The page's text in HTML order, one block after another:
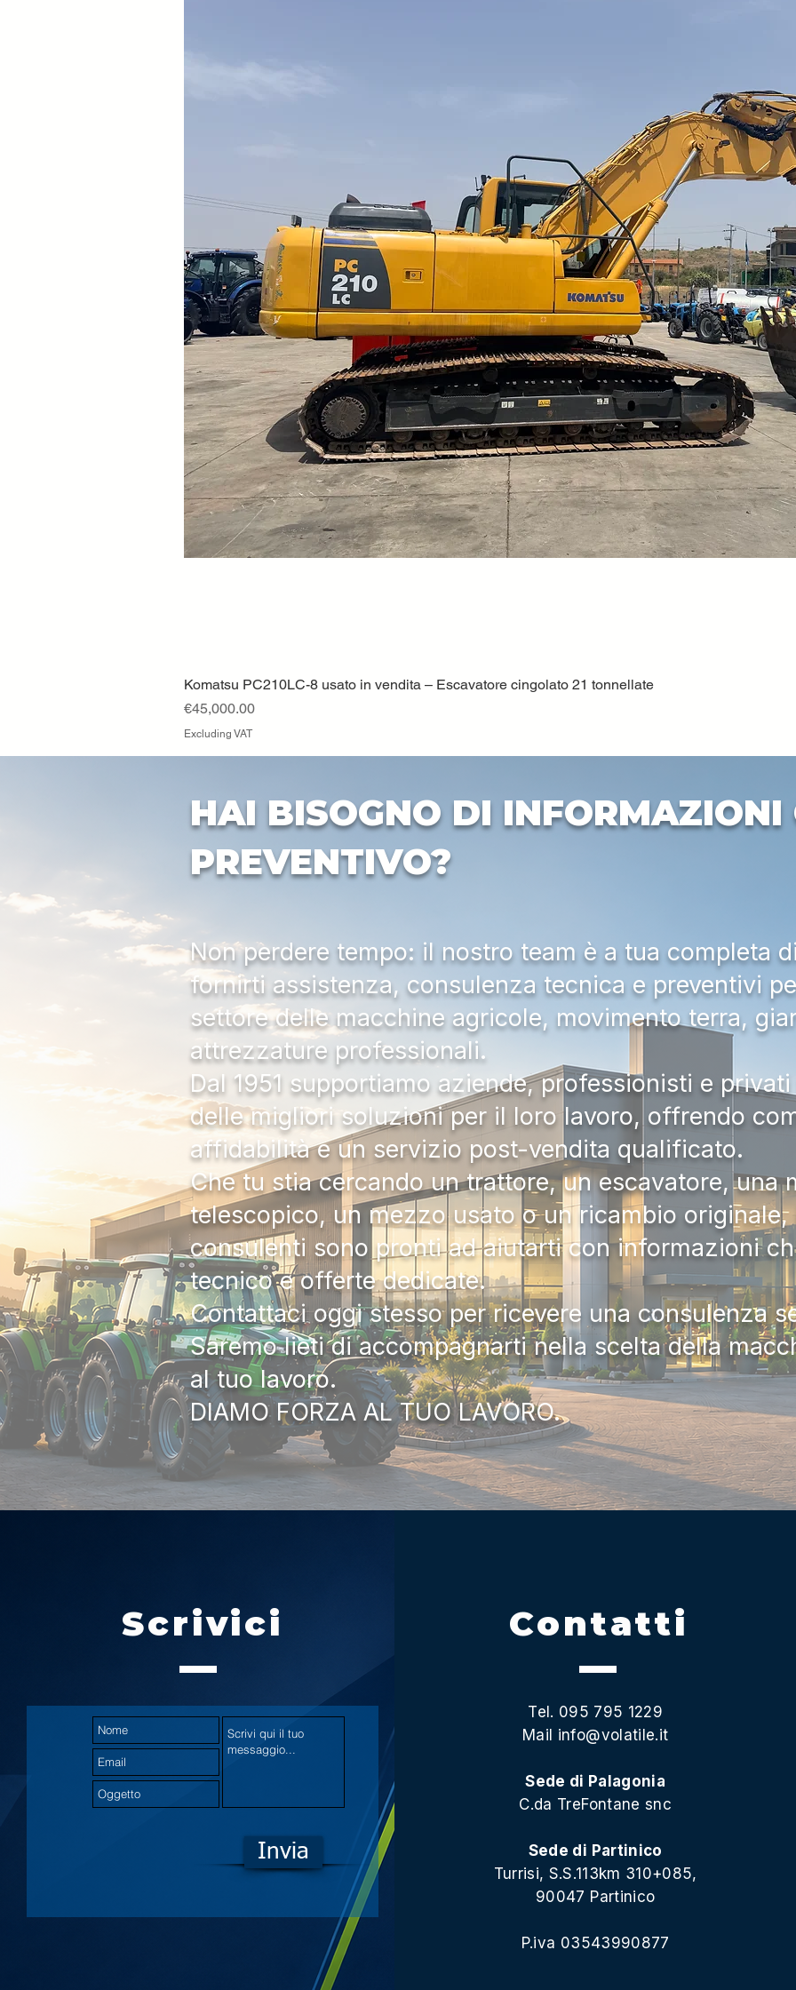
Quick View
Komatsu PC210LC-8 usato in vendita – Escavatore cingolato 21 tonnellate
Price
€45,000.00
Excluding VAT
HAI BISOGNO DI INFORMAZIONI
PREVENTIVO?
Non perdere tempo: il nostro team è a tua completa
fornirti assistenza, consulenza tecnica e preventivi
settore delle macchine agricole, movimento terra,
attrezzature professionali.
Dal 1951 supportiamo aziende, professionisti e
delle migliori soluzioni per il loro lavoro, offrendo
affidabilità e un servizio post-vendita qualificato.
Che tu stia cercando un trattore, un escavatore, una
telescopico, un mezzo usato o un ricambio
consulenti sono pronti ad aiutarti con informazioni
tecnico e offerte dedicate.
Contattaci oggi stesso per ricevere una consulenza
Saremo lieti di accompagnarti nella scelta della
al tuo lavoro.
DIAMO FORZA AL TUO LAVORO.
Scrivici
Invia
Contatti
Tel. 095 795 1229
Mail info@volatile.it
Sede di Palagonia
C.da TreFontane snc
Sede di Partinico
Turrisi, S.S.113km 310+085,
90047 Partinico
P.iva 03543990877